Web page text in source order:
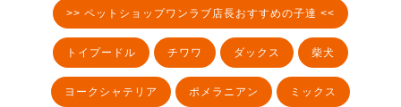
>> ペットショップワンラブ店長おすすめの子達 <<
トイプードル チワワ ダックス 柴犬
ヨークシャテリア ポメラニアン ミックス